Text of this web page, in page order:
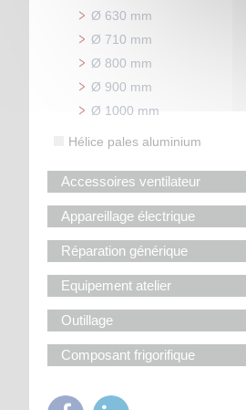
Ø 630 mm
Ø 710 mm
Ø 800 mm
Ø 900 mm
Ø 1000 mm
Hélice pales aluminium
Accessoires ventilateur
Appareillage électrique
Réparation générique
Equipement atelier
Outillage
Composant frigorifique